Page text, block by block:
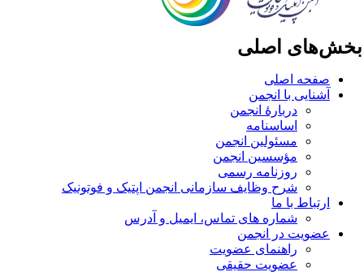
اصلی
صفحه اصلی
آشنایی با انجمن
دربارۀ انجمن
اساسنامه
مسئولین انجمن
مؤسسین انجمن
روزنامه رسمی
شرح وظایف سازمانی انجمن اپتیک و فوتونیک
ارتباط با ما
شماره های تماس، ایمیل و آدرس
عضویت در انجمن
راهنمای عضویت
عضویت حقیقی